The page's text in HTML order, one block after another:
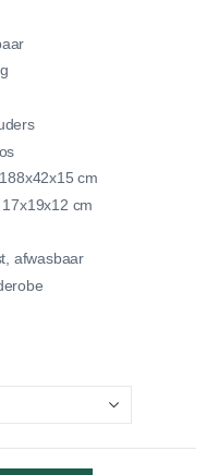
cm
cm
afwasbaar